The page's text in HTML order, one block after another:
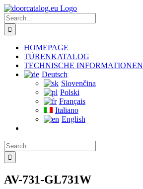
Skip
to
content
Search
for:
HOMEPAGE
TÜRENKATALOG
TECHNISCHE INFORMATIONEN
Deutsch
Slovenčina
Polski
Français
Italiano
English
Search
for:
AV-731-GL731W